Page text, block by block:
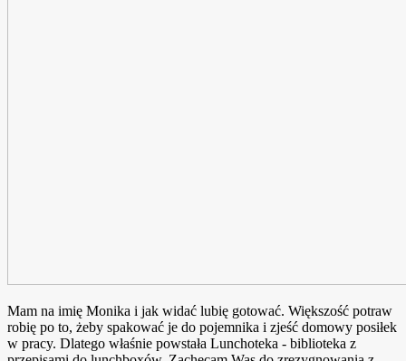
Mam na imię Monika i jak widać lubię gotować. Większość potraw
robię po to, żeby spakować je do pojemnika i zjeść domowy posiłek
w pracy. Dlatego właśnie powstała Lunchoteka - biblioteka z